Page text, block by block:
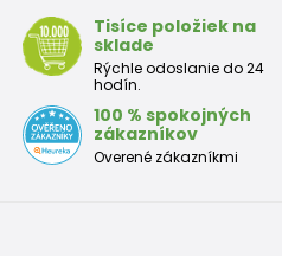
Tisíce položiek na
sklade
Rýchle odoslanie do 24
hodín.
100 % spokojných
zákazníkov
Overené zákazníkmi